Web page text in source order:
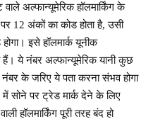
अल्फान्यूमेरिक हॉलमार्किंग के
12 अंकों का कोड होता है, उसी
इसे हॉलमार्क यूनीक
ये नंबर अल्फान्यूमेरिक यानी कुछ
के जरिए ये पता करना संभव होगा
सोने पर ट्रेड मार्क देने के लिए
हॉलमार्किंग पूरी तरह बंद हो